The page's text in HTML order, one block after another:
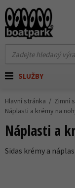
SLUŽBY
Hlavní stránka Zimní
Náplasti a krémy na
Náplasti a
Sidas krémy a